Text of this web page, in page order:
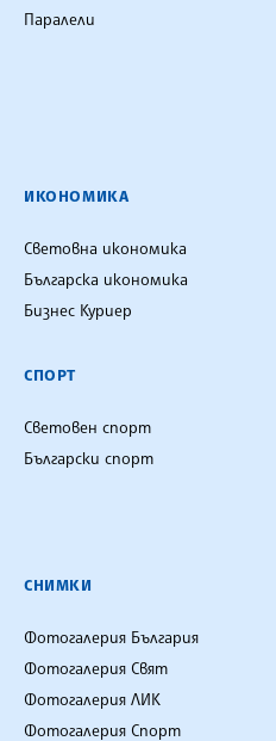
Паралели
ИКОНОМИКА
Световна икономика
Българска икономика
Бизнес Куриер
СПОРТ
Световен спорт
Български спорт
СНИМКИ
Фотогалерия България
Фотогалерия Свят
Фотогалерия ЛИК
Фотогалерия Спорт